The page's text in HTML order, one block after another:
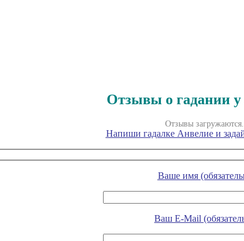
Отзывы о гадании
Отзывы загружаются...
Напиши гадалке Анвелие и
Ваше имя
Ваш E-Mail